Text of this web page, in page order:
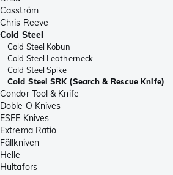
Casström
Chris Reeve
Cold Steel
Cold Steel Kobun
Cold Steel Leatherneck
Cold Steel Spike
Cold Steel SRK (Search & Rescue Knife)
Condor Tool & Knife
Doble O Knives
ESEE Knives
Extrema Ratio
Fällkniven
Helle
Hultafors